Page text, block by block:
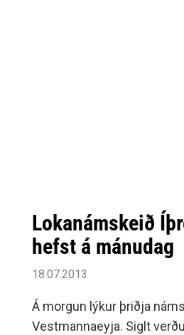
Lokanámskeið
hefst á mánudag
18.07.2013
Á morgun lýkur þriðja
Vestmannaeyja. Siglt